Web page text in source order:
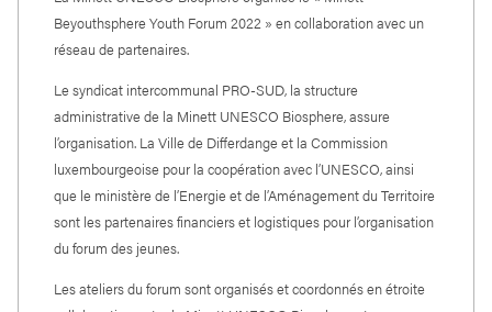
Beyouthsphere Youth Forum 2022 » en collaboration avec un
réseau de partenaires.
Le syndicat intercommunal PRO-SUD, la structure
administrative de la Minett UNESCO Biosphere, assure
l’organisation. La Ville de Differdange et la Commission
luxembourgeoise pour la coopération avec l’UNESCO, ainsi
que le ministère de l’Energie et de l’Aménagement du Territoire
sont les partenaires financiers et logistiques pour l’organisation
du forum des jeunes.
Les ateliers du forum sont organisés et coordonnés en étroite